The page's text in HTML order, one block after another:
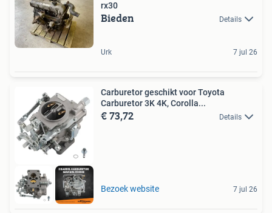
rx30
Bieden Details
Urk 7 jul 26
Carburetor geschikt voor Toyota
Carburetor 3K 4K, Corolla...
€ 73,72 Details
Bezoek website 7 jul 26